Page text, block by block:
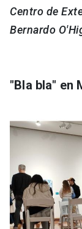
Centro de
Bernardo
"Bla bla" en